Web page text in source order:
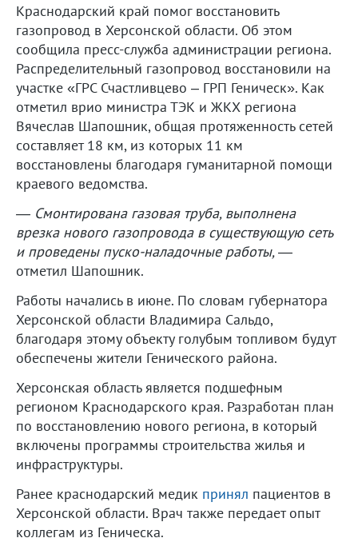
Краснодарский край помог восстановить
газопровод в Херсонской области. Об этом
сообщила пресс-служба администрации региона.
Распределительный газопровод восстановили на
участке «ГРС Счастливцево – ГРП Геническ». Как
отметил врио министра ТЭК и ЖКХ региона
Вячеслав Шапошник, общая протяженность сетей
составляет 18 км, из которых 11 км
восстановлены благодаря гуманитарной помощи
краевого ведомства.
— Смонтирована газовая труба, выполнена
врезка нового газопровода в существующую сеть
и проведены пуско-наладочные работы,—
отметил Шапошник.
Работы начались в июне. По словам губернатора
Херсонской области Владимира Сальдо,
благодаря этому объекту голубым топливом будут
обеспечены жители Генического района.
Херсонская область является подшефным
регионом Краснодарского края. Разработан план
по восстановлению нового региона, в который
включены программы строительства жилья и
инфраструктуры.
Ранее краснодарский медик принял пациентов в
Херсонской области. Врач также передает опыт
коллегам из Геническа.